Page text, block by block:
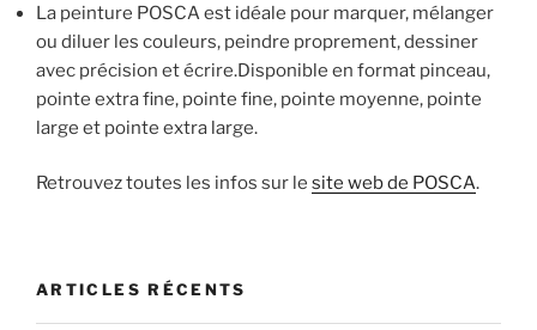
La peinture POSCA est idéale pour marquer, mélanger
ou diluer les couleurs, peindre proprement, dessiner
avec précision et écrire.Disponible en format pinceau,
pointe extra fine, pointe fine, pointe moyenne, pointe
large et pointe extra large.
Retrouvez toutes les infos sur le site web de POSCA.
ARTICLES RÉCENTS